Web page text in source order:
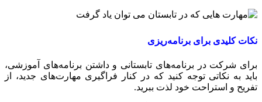
کلیدی برای برنامه‌ریزی
شرکت در برنامه‌های تابستانی و داشتن برنامه‌های آموزشی،
به نکاتی توجه کنید که در کنار فراگیری مهارت‌های جدید، از
و استراحت خود لذت ببرید.